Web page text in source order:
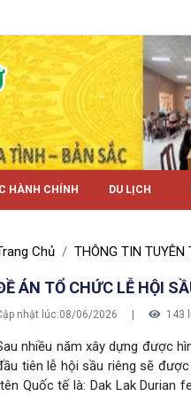
HÀNH CHÍNH DU LỊCH
Chủ THÔNG TIN TUYÊN
ÁN TỔ CHỨC LỄ HỘI
nhật lúc:08/06/2026 143
nhiều năm xây dựng được
tiên lễ hội sầu riêng sẽ
Quốc tế là: Dak Lak Durian